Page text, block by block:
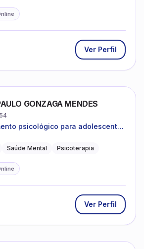
Ver Perfil
GONZAGA MENDES
psicológico para adolescentes
e autoestima.
Saúde Mental Psicoterapia
Ver Perfil